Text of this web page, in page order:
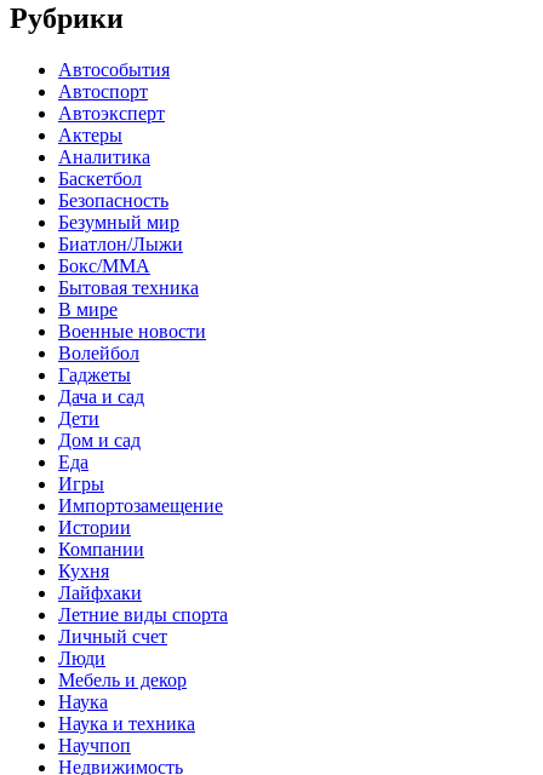
Рубрики
Автособытия
Автоспорт
Автоэксперт
Актеры
Аналитика
Баскетбол
Безопасность
Безумный мир
Биатлон/Лыжи
Бокс/MMA
Бытовая техника
В мире
Военные новости
Волейбол
Гаджеты
Дача и сад
Дети
Дом и сад
Еда
Игры
Импортозамещение
Истории
Компании
Кухня
Лайфхаки
Летние виды спорта
Личный счет
Люди
Мебель и декор
Наука
Наука и техника
Научпоп
Недвижимость